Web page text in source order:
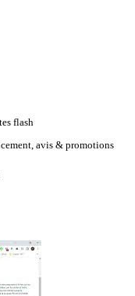
flash
avis & promotions